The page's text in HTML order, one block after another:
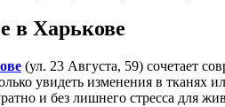
в Харькове
(ул. 23 Августа, 59) сочетает
увидеть изменения в
и без лишнего стресса для